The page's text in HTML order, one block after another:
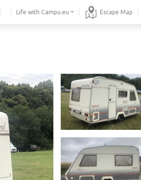
Life with Campu.eu Escape Map